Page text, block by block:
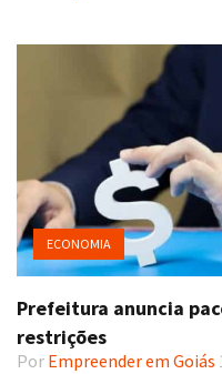
ECONOMIA
Prefeitura anuncia
restrições
Por Empreender em Goiás